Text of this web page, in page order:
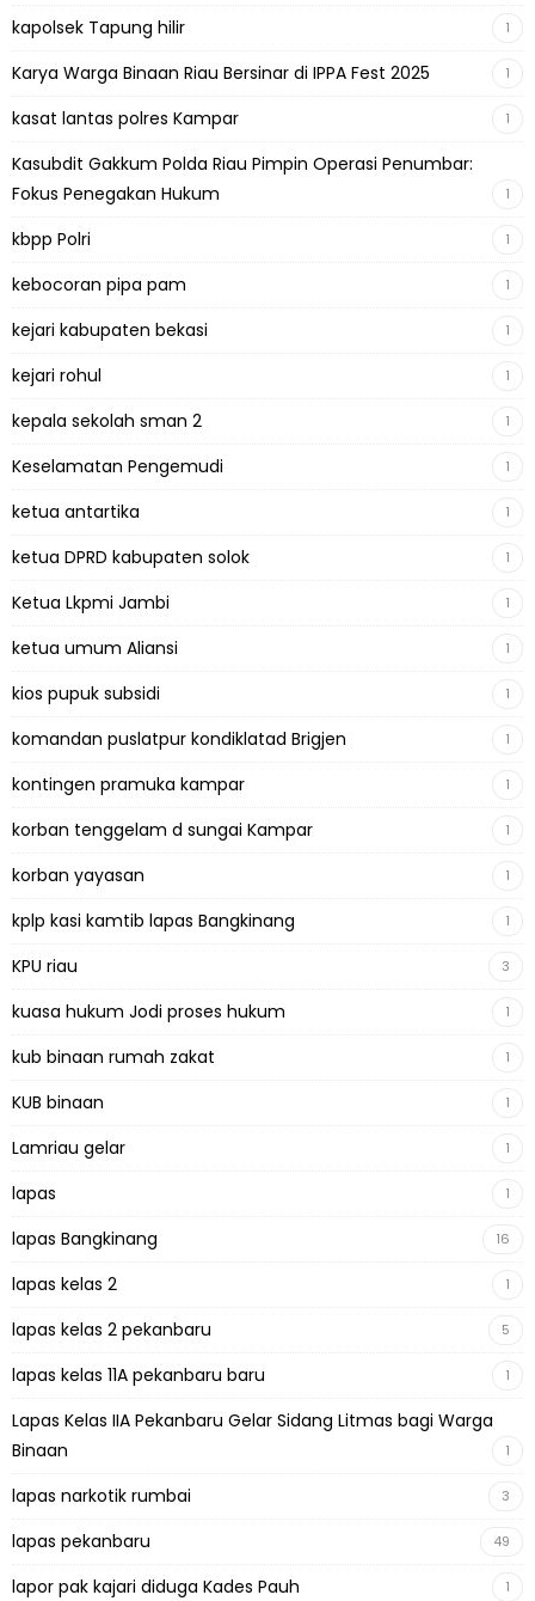
kapolsek Tapung hilir 1
Karya Warga Binaan Riau Bersinar di IPPA Fest 2025 1
kasat lantas polres Kampar 1
Kasubdit Gakkum Polda Riau Pimpin Operasi Penumbar:
Fokus Penegakan Hukum
1
kbpp Polri 1
kebocoran pipa pam 1
kejari kabupaten bekasi 1
kejari rohul 1
kepala sekolah sman 2 1
Keselamatan Pengemudi 1
ketua antartika 1
ketua DPRD kabupaten solok 1
Ketua Lkpmi Jambi 1
ketua umum Aliansi 1
kios pupuk subsidi 1
komandan puslatpur kondiklatad Brigjen 1
kontingen pramuka kampar 1
korban tenggelam d sungai Kampar 1
korban yayasan 1
kplp kasi kamtib lapas Bangkinang 1
KPU riau 3
kuasa hukum Jodi proses hukum 1
kub binaan rumah zakat 1
KUB binaan 1
Lamriau gelar 1
lapas 1
lapas Bangkinang 16
lapas kelas 2 1
lapas kelas 2 pekanbaru 5
lapas kelas 11A pekanbaru baru 1
Lapas Kelas IIA Pekanbaru Gelar Sidang Litmas bagi Warga
Binaan
1
lapas narkotik rumbai 3
lapas pekanbaru 49
lapor pak kajari diduga Kades Pauh 1